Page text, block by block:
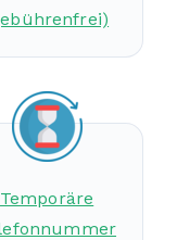
Temporäre